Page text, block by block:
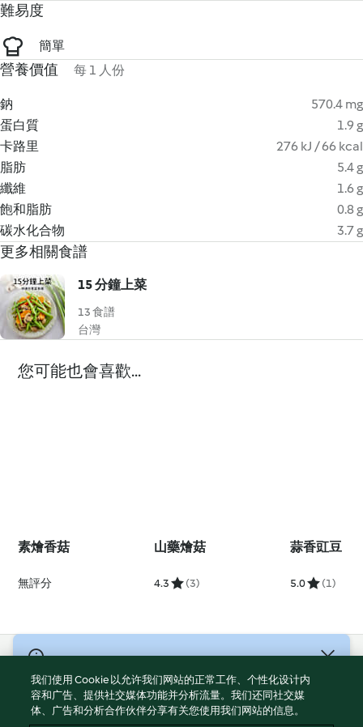
難易度
簡單
營養價值 每 1 人份
鈉
570.4 mg
蛋白質
1.9 g
卡路里
276 kJ / 66 kcal
脂肪
5.4 g
纖維
1.6 g
飽和脂肪
0.8 g
碳水化合物
3.7 g
更多相關食譜
15 分鐘上菜
13 食譜
台灣
您可能也會喜歡...
素燴香菇
無評分
山藥燴菇
4.3 (3)
蒜香豇豆
5.0 (1)
服務條款
隱私權政策
我们使用 Cookie 以允许我们网站的正常工作、个性化设计内
容和广告、提供社交媒体功能并分析流量。我们还同社交媒
体、广告和分析合作伙伴分享有关您使用我们网站的信息。